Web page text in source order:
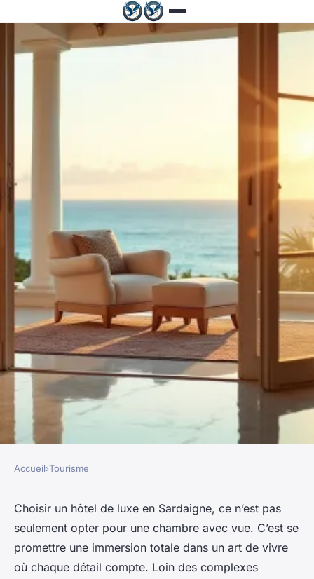
Optimiser votre séjour dans
les meilleurs hôtels de luxe en
Sardaigne
Accueil›Tourisme
Choisir un hôtel de luxe en Sardaigne, ce n’est pas
seulement opter pour une chambre avec vue. C’est se
promettre une immersion totale dans un art de vivre
où chaque détail compte. Loin des complexes